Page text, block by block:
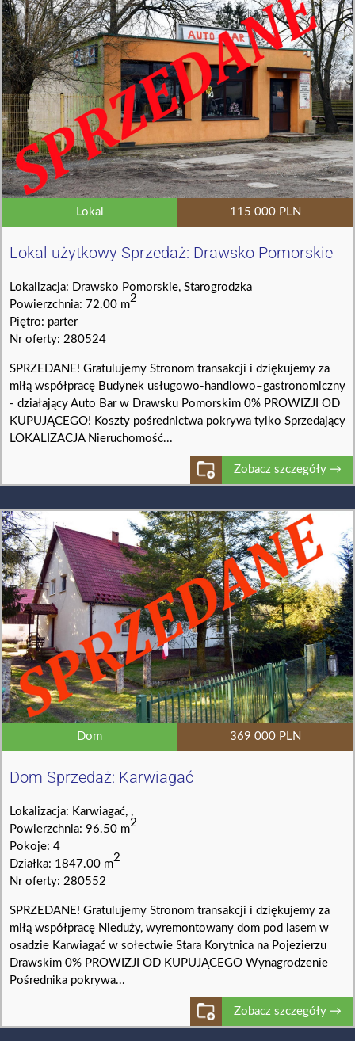
Lokal 115 000 PLN
Lokal użytkowy Sprzedaż: Drawsko Pomorskie
Lokalizacja: Drawsko Pomorskie, Starogrodzka
Powierzchnia: 72.00 m2
Piętro: parter
Nr oferty: 280524
SPRZEDANE! Gratulujemy Stronom transakcji i dziękujemy za
miłą współpracę Budynek usługowo-handlowo–gastronomiczny
- działający Auto Bar w Drawsku Pomorskim 0% PROWIZJI OD
KUPUJĄCEGO! Koszty pośrednictwa pokrywa tylko Sprzedający
LOKALIZACJA Nieruchomość...
Zobacz szczegóły →
Dom 369 000 PLN
Dom Sprzedaż: Karwiagać
Lokalizacja: Karwiagać, ,
Powierzchnia: 96.50 m2
Pokoje: 4
Działka: 1847.00 m2
Nr oferty: 280552
SPRZEDANE! Gratulujemy Stronom transakcji i dziękujemy za
miłą współpracę Nieduży, wyremontowany dom pod lasem w
osadzie Karwiagać w sołectwie Stara Korytnica na Pojezierzu
Drawskim 0% PROWIZJI OD KUPUJĄCEGO Wynagrodzenie
Pośrednika pokrywa...
Zobacz szczegóły →